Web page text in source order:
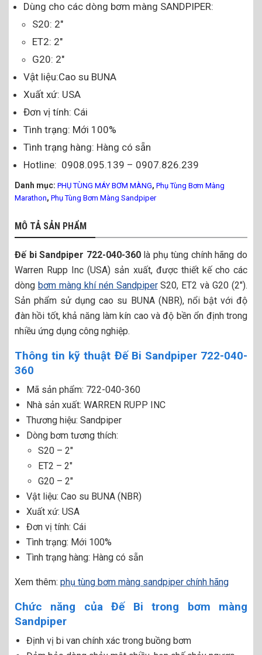
Dùng cho các dòng bơm màng SANDPIPER:
S20: 2″
ET2: 2″
G20: 2″
Vật liệu:Cao su BUNA
Xuất xứ: USA
Đơn vị tính: Cái
Tình trạng: Mới 100%
Tình trạng hàng: Hàng có sẵn
Hotline: 0908.095.139 – 0907.826.239
Danh mục: PHỤ TÙNG MÁY BƠM MÀNG, Phụ Tùng Bơm Màng
Marathon, Phụ Tùng Bơm Màng Sandpiper
MÔ TẢ SẢN PHẨM
Đế bi Sandpiper 722-040-360là phụ tùng chính hãng do
Warren Rupp Inc (USA) sản xuất, được thiết kế cho các
dòng bơm màng khí nén SandpiperS20, ET2 và G20 (2″).
Sản phẩm sử dụng cao su BUNA (NBR), nổi bật với độ
đàn hồi tốt, khả năng làm kín cao và độ bền ổn định trong
nhiều ứng dụng công nghiệp.
Thông tin kỹ thuật Đế Bi Sandpiper 722-040-
360
Mã sản phẩm: 722-040-360
Nhà sản xuất: WARREN RUPP INC
Thương hiệu: Sandpiper
Dòng bơm tương thích:
S20 – 2″
ET2 – 2″
G20 – 2″
Vật liệu: Cao su BUNA (NBR)
Xuất xứ: USA
Đơn vị tính: Cái
Tình trạng: Mới 100%
Tình trạng hàng: Hàng có sẵn
Xem thêm: phụ tùng bơm màng sandpiper chính hãng
Chức năng của Đế Bi trong bơm màng
Sandpiper
Định vị bi van chính xác trong buồng bơm